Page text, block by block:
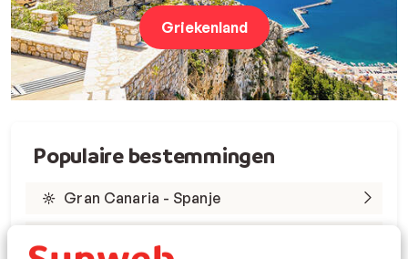
Griekenland
Populaire bestemmingen
Gran Canaria - Spanje